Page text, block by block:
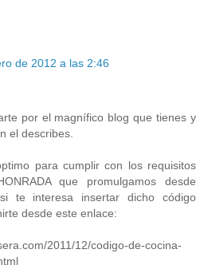
de 2012 a las 2:46
por el magnífico blog que tienes y
el describes.
para cumplir con los requisitos
que promulgamos desde
si te interesa insertar dicho código
desde este enlace:
2011/12/codigo-de-cocina-